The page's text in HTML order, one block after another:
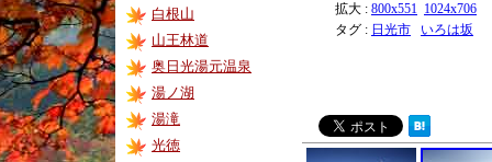
白根山
山王林道
奥日光湯元温泉
湯ノ湖
湯滝
光徳
拡大 : 800x551 1024x706
タグ : 日光市 いろは坂